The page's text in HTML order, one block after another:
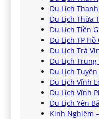
Du Lịch Thanh
Du Lịch Thừa
Du Lịch Tiền
Du Lịch TP
Du Lịch Trà
Du Lịch Trung
Du Lịch
Du Lịch Vĩnh
Du Lịch Vĩnh
Du Lịch Yên
Kinh Nghiệm